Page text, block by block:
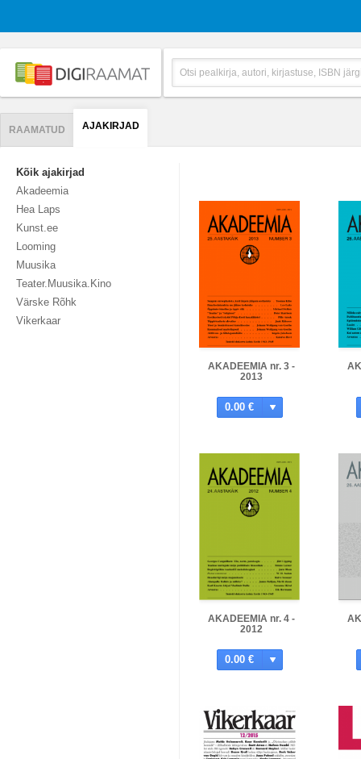
RAAMATUD AJAKIRJAD
Kõik ajakirjad
Akadeemia
Hea Laps
Kunst.ee
Looming
Muusika
Teater.Muusika.Kino
Värske Rõhk
Vikerkaar
AKADEEMIA nr. 3 -
2013
0.00 €
AKADEEMIA nr. 4 -
2012
0.00 €